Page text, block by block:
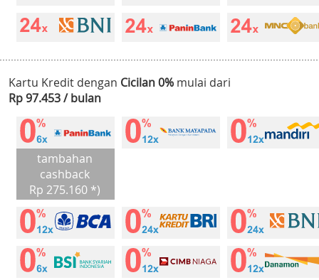
Kartu Kredit dengan Cicilan 0% mulai dari
Rp 97.453 / bulan
tambahan
cashback
Rp 275.160 *)